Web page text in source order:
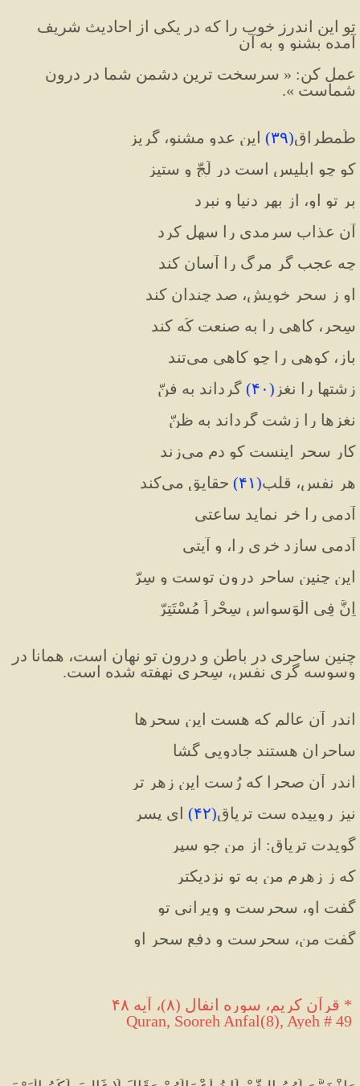
آمده بشنو و به آن
شماست ».
طُمطراق(۳۹) این عدو مشنو، گریز
کو چو ابلیس است در لَجّ و ستیز
بر تو او، از بهر دنیا و نبرد
آن عذاب سرمدی را سهل کرد
چه عجب گر مرگ را آسان کند
او ز سحر خویش، صد چندان کند
سِحر، کاهی را به صنعت کُه کند
باز، کوهی را چو کاهی می‌تند
زشتها را نغز (۴۰) گرداند به فنّ
نغزها را زشت گرداند به ظنّ
کار سحر اینست کو دم می‌زند
هر نفس، قلب(۴۱) حقایق می‌کند
آدمی را خر نماید ساعتی
آدمی سازد خری را، و آیتی
این چنین ساحر درون توست و سِرّ
اِنَّ فِی الْوَسواس سِحْراً مُسْتَتِرّ
وسوسه گری نفس، سِحری نهفته شده است.
اندر آن عالم که هست این سحرها
ساحران هستند جادویی‌ گشا
اندر آن صحرا که رُست این زهر تر
نیز روییده ست تریاق(۴۲) ای پسر
گویدت تریاق: از من جو سپر
که ز زهرم من به تو نزدیکتر
گفت او، سحرست و ویرانی تو
گفت من، سحرست و دفع سحر او
* قرآن کریم، سوره انفال (٨)، آیه ۴۸